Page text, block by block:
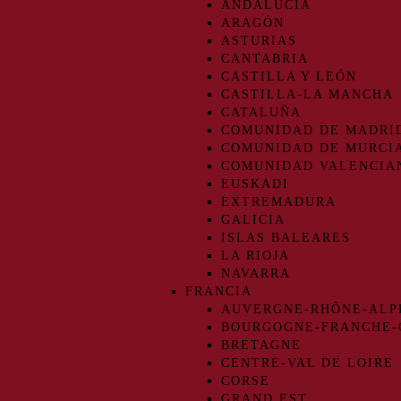
ANDALUCIA
ARAGÓN
ASTURIAS
CANTABRIA
CASTILLA Y LEÓN
CASTILLA-LA MANCHA
CATALUÑA
COMUNIDAD DE
COMUNIDAD DE
COMUNIDAD
EUSKADI
EXTREMADURA
GALICIA
ISLAS BALEARES
LA RIOJA
NAVARRA
FRANCIA
AUVERGNE-RHÔNE-
BOURGOGNE-FRANCHE-
BRETAGNE
CENTRE-VAL DE LOIRE
CORSE